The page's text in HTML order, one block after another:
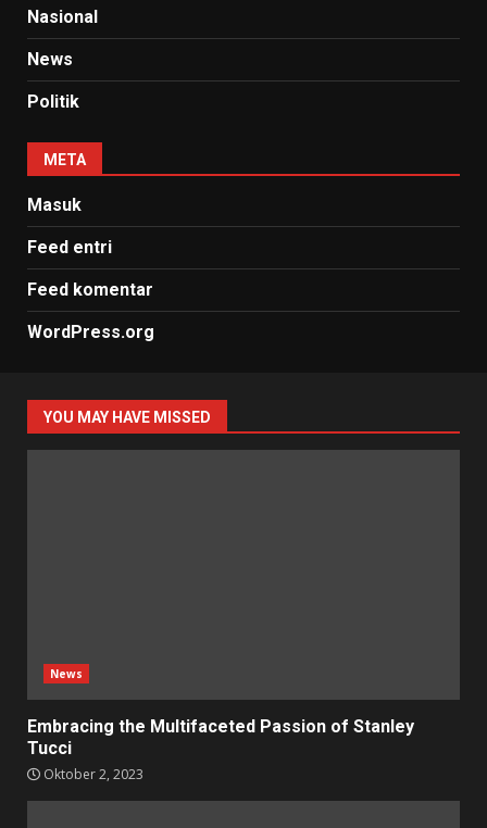
Nasional
News
Politik
META
Masuk
Feed entri
Feed komentar
WordPress.org
YOU MAY HAVE MISSED
News
Embracing the Multifaceted Passion of Stanley
Tucci
Oktober 2, 2023